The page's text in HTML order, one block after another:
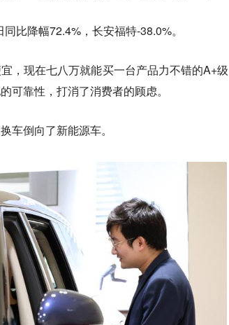
比降幅72.4%，长安福特-38.0%。
，现在七八万就能买一台产品力不错的A+级
可靠性，打消了消费者的顾虑。
车倒向了新能源车。